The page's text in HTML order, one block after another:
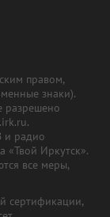
правом,
знаки).
разрешено
и радио
«Твой Иркутск».
все меры,
сертификации,